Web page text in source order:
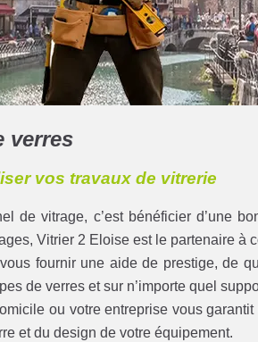
verres
vos travaux de vitrerie
de vitrage, c’est bénéficier d’une
Vitrier 2 Eloise est le partenaire à
fournir une aide de prestige, de
de verres et sur n’importe quel
ou votre entreprise vous
et du design de votre équipement.